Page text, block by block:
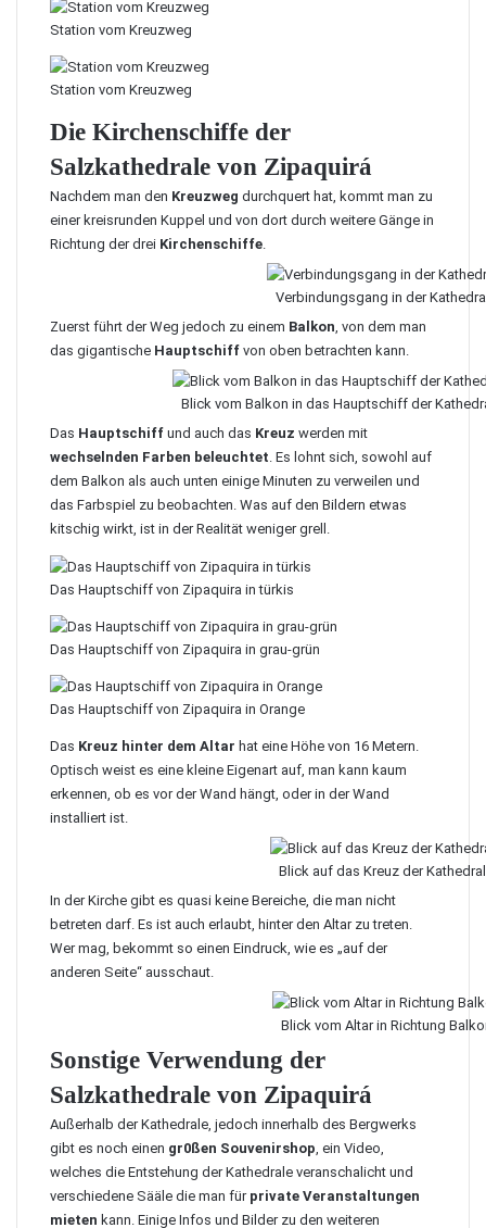
Station vom Kreuzweg
Station vom Kreuzweg
Die Kirchenschiffe der
Salzkathedrale von Zipaquirá
Nachdem man den Kreuzweg durchquert hat, kommt man zu
einer kreisrunden Kuppel und von dort durch weitere Gänge in
Richtung der drei Kirchenschiffe.
Verbindungsgang in der
Zuerst führt der Weg jedoch zu einem Balkon, von dem man
das gigantische Hauptschiff von oben betrachten kann.
Blick vom Balkon in das Hauptschiff der
Das Hauptschiff und auch das Kreuz werden mit
wechselnden Farben beleuchtet. Es lohnt sich, sowohl auf
dem Balkon als auch unten einige Minuten zu verweilen und
das Farbspiel zu beobachten. Was auf den Bildern etwas
kitschig wirkt, ist in der Realität weniger grell.
Das Hauptschiff von Zipaquira in türkis
Das Hauptschiff von Zipaquira in grau-grün
Das Hauptschiff von Zipaquira in Orange
Das Kreuz hinter dem Altar hat eine Höhe von 16 Metern.
Optisch weist es eine kleine Eigenart auf, man kann kaum
erkennen, ob es vor der Wand hängt, oder in der Wand
installiert ist.
Blick auf das Kreuz der
In der Kirche gibt es quasi keine Bereiche, die man nicht
betreten darf. Es ist auch erlaubt, hinter den Altar zu treten.
Wer mag, bekommt so einen Eindruck, wie es „auf der
anderen Seite“ ausschaut.
Blick vom Altar in Richtung
Sonstige Verwendung der
Salzkathedrale von Zipaquirá
Außerhalb der Kathedrale, jedoch innerhalb des Bergwerks
gibt es noch einen gr0ßen Souvenirshop, ein Video,
welches die Entstehung der Kathedrale veranschalicht und
verschiedene Sääle die man für private Veranstaltungen
mieten kann. Einige Infos und Bilder zu den weiteren